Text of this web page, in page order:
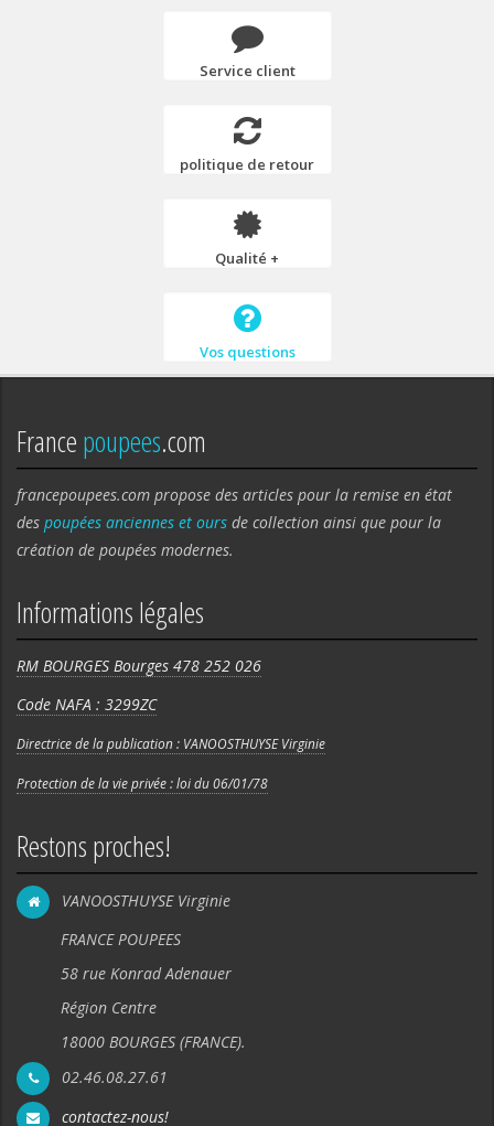
Service client
politique de retour
Qualité +
Vos questions
Francepoupees.com
francepoupees.com propose des articles pour la remise en état
des poupées anciennes et ours de collection ainsi que pour la
création de poupées modernes.
Informations légales
RM BOURGES Bourges 478 252 026
Code NAFA : 3299ZC
Directrice de la publication : VANOOSTHUYSE Virginie
Protection de la vie privée : loi du 06/01/78
Restons proches!
VANOOSTHUYSE Virginie
FRANCE POUPEES
58 rue Konrad Adenauer
Région Centre
18000 BOURGES (FRANCE).
02.46.08.27.61
contactez-nous!